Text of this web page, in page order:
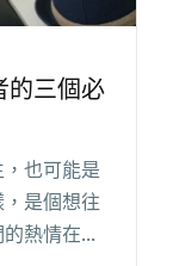
的三個必
也可能是
是個想往
熱情在不